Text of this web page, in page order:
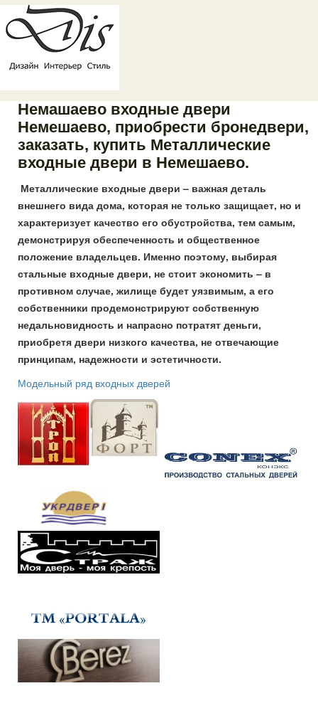
Немашаево входные двери
Немешаево, приобрести бронедвери,
заказать, купить Металлические
входные двери в Немешаево.
Металлические входные двери – важная деталь
внешнего вида дома, которая не только защищает, но и
характеризует качество его обустройства, тем самым,
демонстрируя обеспеченность и общественное
положение владельцев. Именно поэтому, выбирая
стальные входные двери, не стоит экономить – в
противном случае, жилище будет уязвимым, а его
собственники продемонстрируют собственную
недальновидность и напрасно потратят деньги,
приобретя двери низкого качества, не отвечающие
принципам, надежности и эстетичности.
Модельный ряд входных дверей